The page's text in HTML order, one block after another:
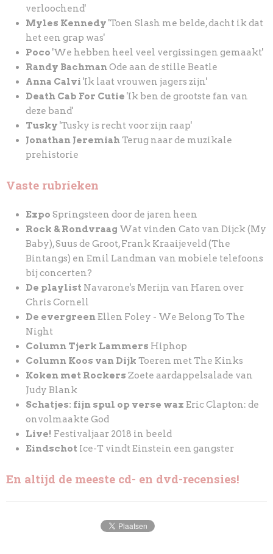
verloochend'
Myles Kennedy 'Toen Slash me belde, dacht ik dat
het een grap was'
Poco 'We hebben heel veel vergissingen gemaakt'
Randy BachmanOde aan de stille Beatle
Anna Calvi 'Ik laat vrouwen jagers zijn'
Death Cab For Cutie 'Ik ben de grootste fan van
deze band'
Tusky 'Tusky is recht voor zijn raap'
Jonathan JeremiahTerug naar de muzikale
prehistorie
Vaste rubrieken
Expo Springsteen door de jaren heen
Rock & Rondvraag Wat vinden Cato van Dijck (My
Baby), Suus de Groot, Frank Kraaijeveld (The
Bintangs) en Emil Landman van mobiele telefoons
bij concerten?
De playlist Navarone's Merijn van Haren over
Chris Cornell
De evergreenEllen Foley - We Belong To The
Night
Column Tjerk Lammers Hiphop
Column Koos van Dijk Toeren met The Kinks
Koken met Rockers Zoete aardappelsalade van
Judy Blank
Schatjes: fijn spul op verse wax Eric Clapton: de
onvolmaakte God
Live! Festivaljaar 2018 in beeld
Eindschot Ice-T vindt Einstein een gangster
En altijd de meeste cd- en dvd-recensies!